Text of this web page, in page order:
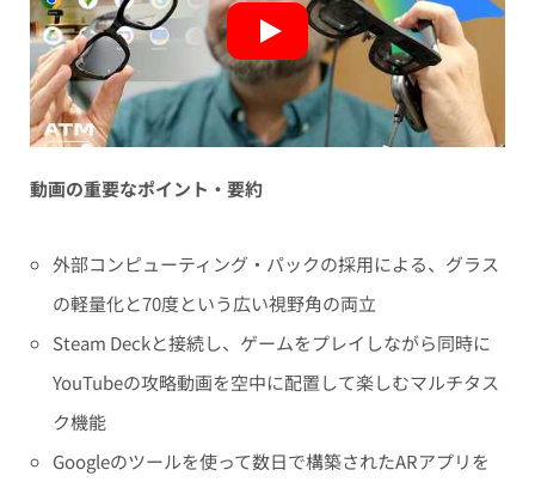
動画の重要なポイント・要約
外部コンピューティング・パックの採用による、グラス
の軽量化と70度という広い視野角の両立
Steam Deckと接続し、ゲームをプレイしながら同時に
YouTubeの攻略動画を空中に配置して楽しむマルチタス
ク機能
Googleのツールを使って数日で構築されたARアプリを